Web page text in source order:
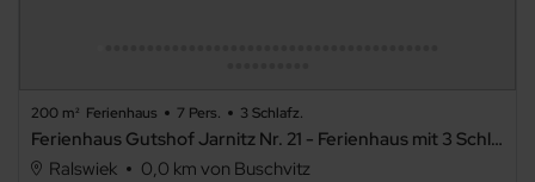
200 m² Ferienhaus 7 Pers. 3 Schlafz.
Ferienhaus Gutshof Jarnitz Nr. 21 - Ferienhaus mit 3 Schlafzimmern
Ralswiek
0,0 km von Buschvitz